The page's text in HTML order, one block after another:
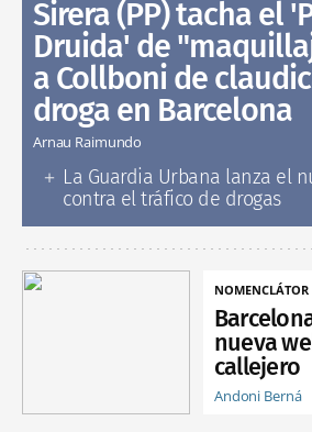
Sirera (PP) tacha el
Druida' de
a Collboni de
droga en Barcelona
Arnau Raimundo
La Guardia Urbana lanza el
contra el tráfico de drogas
NOMENCLÁTOR
nueva
callejero
Andoni Berná